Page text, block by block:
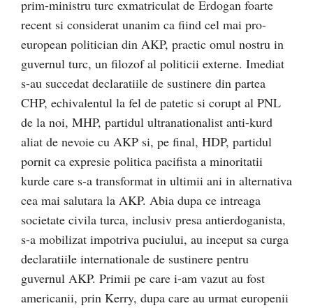
prim-ministru turc exmatriculat de Erdogan foarte
recent si considerat unanim ca fiind cel mai pro-
european politician din AKP, practic omul nostru in
guvernul turc, un filozof al politicii externe. Imediat
s-au succedat declaratiile de sustinere din partea
CHP, echivalentul la fel de patetic si corupt al PNL
de la noi, MHP, partidul ultranationalist anti-kurd
aliat de nevoie cu AKP si, pe final, HDP, partidul
pornit ca expresie politica pacifista a minoritatii
kurde care s-a transformat in ultimii ani in alternativa
cea mai salutara la AKP. Abia dupa ce intreaga
societate civila turca, inclusiv presa antierdoganista,
s-a mobilizat impotriva puciului, au inceput sa curga
declaratiile internationale de sustinere pentru
guvernul AKP. Primii pe care i-am vazut au fost
americanii, prin Kerry, dupa care au urmat europenii